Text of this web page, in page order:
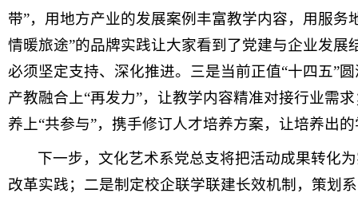
带”，用地方产业的发展案例丰富教学内容，用服
情暖旅途”的品牌实践让大家看到了党建与企业发
必须坚定支持、深化推进。三是当前正值“十四五”
产教融合上“再发力”，让教学内容精准对接行业需
养上“共参与”，携手修订人才培养方案，让培养出
下一步，文化艺术系党总支将把活动成果转化
改革实践；二是制定校企联学联建长效机制，策划